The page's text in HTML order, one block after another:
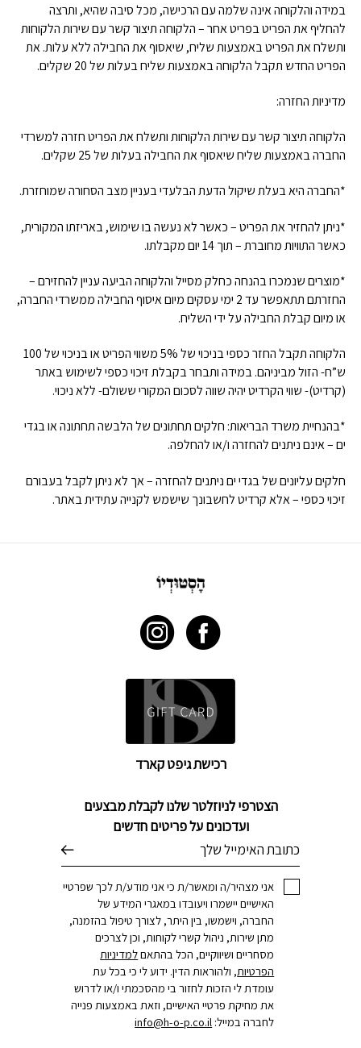
במידה והלקוחה אינה שלמה עם הרכישה, מכל סיבה שהיא, ותרצה
להחליף את הפריט בפריט אחר – הלקוחה תיצור קשר עם שירות הלקוחות
ותשלח את הפריט באמצעות שליח, שיאסוף את החבילה ללא עלות. את
הפריט החדש תקבל הלקוחה באמצעות שליח בעלות של 20 שקלים.
מדיניות החזרה:
הלקוחה תיצור קשר עם שירות הלקוחות ותשלח את הפריט חזרה למשרדי
החברה באמצעות שליח שיאסוף את החבילה בעלות של 25 שקלים.
*החברה היא בעלת שיקול הדעת הבלעדי בעניין מצב הסחורה שמוחזרת.
*ניתן להחזיר את הפריט – כאשר לא נעשה בו שימוש, באריזתו המקורית,
כאשר התוויות מחוברת – תוך 14 יום מקבלתו.
*מוצרים שנמכרו בהנחה כחלק מסייל והלקוחה הביעה עניין להחזירם –
החזרתם תתאפשר עד 2 ימי עסקים מיום איסוף החבילה ממשרדי החברה,
או מיום קבלת החבילה על ידי השליח.
הלקוחה תקבל החזר כספי בניכוי של 5% משווי הפריט או בניכוי של 100
ש”ח- הזול מביניהם. במידה ותבחר בקבלת זיכוי כספי לשימוש באתר
(קרדיט)- שווי הקרדיט יהיה שווה לסכום המקורי ששולם- ללא ניכוי.
*בהנחיית משרד הבריאות: חלקים תחתונים של הלבשה תחתונה או בגדי
ים – אינם ניתנים להחזרה ו/או להחלפה.
חלקים עליונים של בגדי ים ניתנים להחזרה – אך לא ניתן לקבל בעבורם
זיכוי כספי – אלא קרדיט לחשבונך שישמש לקנייה עתידית באתר.
הצטרפי לניוזלטר שלנו לקבלת מבצעים
ועדכונים על פריטים חדשים
אני מצהיר/ה ומאשר/ת כי אני מודע/ת לכך שפרטיי
האישיים יישמרו ויעובדו במאגרי המידע של
החברה, וישמשו, בין היתר, לצורך טיפול בהזמנה,
מתן שירות, ניהול קשרי לקוחות, וכן לצרכים
מסחריים ושיווקיים, הכל בהתאםלמדיניות
הפרטיות, ולהוראות הדין. ידוע לי כי בכל עת
עומדת לי הזכות לחזור בי מהסכמתי ו/או לדרוש
את מחיקת פרטיי האישיים, וזאת באמצעות פנייה
לחברה במייל: info@h-o-p.co.il
רכישת גיפט קארד